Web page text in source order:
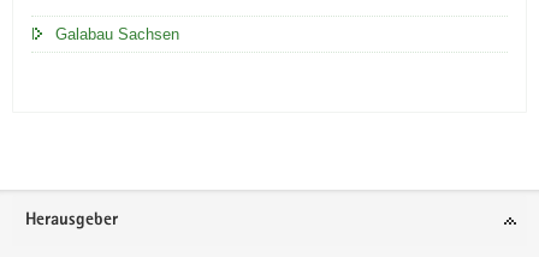
Galabau Sachsen
Footer-
Herausgeber